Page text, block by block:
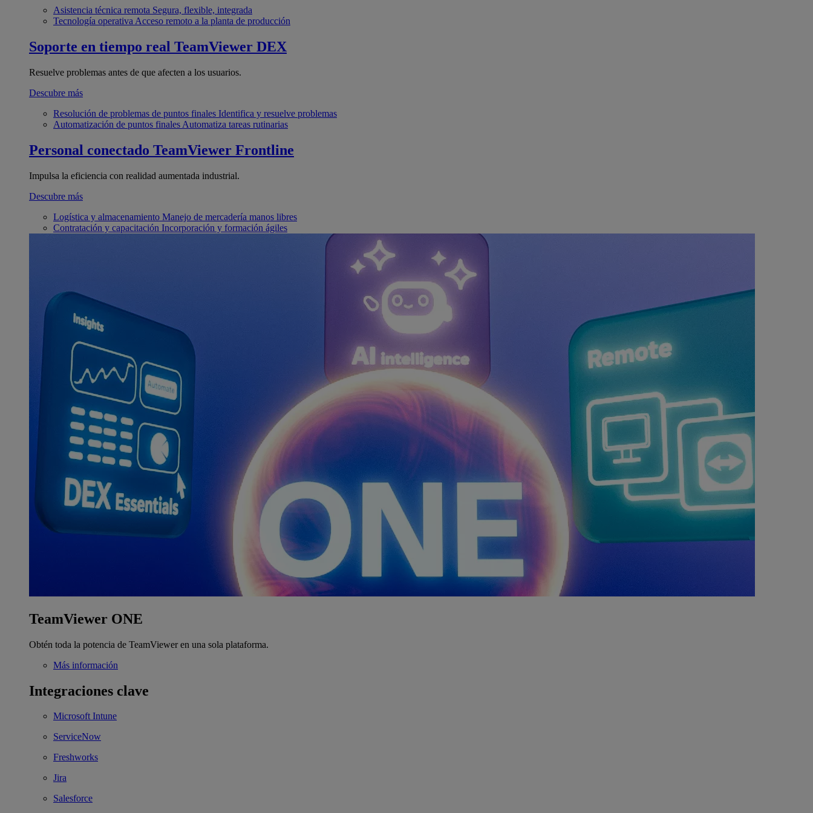
Asistencia técnica remota Segura, flexible, integrada
Tecnología operativa Acceso remoto a la planta de producción
Soporte en tiempo real TeamViewer DEX
Resuelve problemas antes de que afecten a los usuarios.
Descubre más
Resolución de problemas de puntos finales Identifica y resuelve problemas
Automatización de puntos finales Automatiza tareas rutinarias
Personal conectado TeamViewer Frontline
Impulsa la eficiencia con realidad aumentada industrial.
Descubre más
Logística y almacenamiento Manejo de mercadería manos libres
Contratación y capacitación Incorporación y formación ágiles
TeamViewer ONE
Obtén toda la potencia de TeamViewer en una sola plataforma.
Más información
Integraciones clave
Microsoft Intune
ServiceNow
Freshworks
Jira
Salesforce